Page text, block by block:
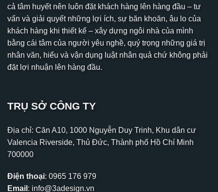
cả tâm huyết nên luôn đặt khách hàng lên hàng đầu – tư
vấn và giải quyết những lợi ích, sự băn khoăn, âu lo của
khách hàng khi thiết kế – xây dựng ngôi nhà của mình
bằng cái tâm của người yêu nghề, quý trọng những giá trị
nhân văn, hiểu và vận dụng luật nhân quả chứ không phải
đặt lợi nhuận lên hàng đầu.
TRỤ SỞ CÔNG TY
Địa chỉ: Căn A10, 1000 Nguyễn Duy Trinh, Khu dân cư
Valencia Riverside, Thủ Đức, Thành phố Hồ Chí Minh
700000
Điện thoại: 0965 176 979
Email : info@3adesign.vn